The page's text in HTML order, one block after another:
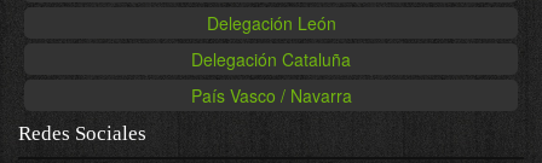
Delegación León
Delegación Cataluña
País Vasco / Navarra
Redes Sociales